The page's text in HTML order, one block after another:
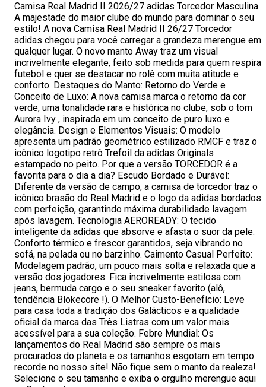
Camisa Real Madrid II 2026/27 adidas Torcedor Masculina
A majestade do maior clube do mundo para dominar o seu
estilo! A nova Camisa Real Madrid II 26/27 Torcedor
adidas chegou para você carregar a grandeza merengue em
qualquer lugar. O novo manto Away traz um visual
incrivelmente elegante, feito sob medida para quem respira
futebol e quer se destacar no rolê com muita atitude e
conforto. Destaques do Manto: Retorno do Verde e
Conceito de Luxo: A nova camisa marca o retorno da cor
verde, uma tonalidade rara e histórica no clube, sob o tom
Aurora Ivy , inspirada em um conceito de puro luxo e
elegância. Design e Elementos Visuais: O modelo
apresenta um padrão geométrico estilizado RMCF e traz o
icônico logotipo retrô Trefoil da adidas Originals
estampado no peito. Por que a versão TORCEDOR é a
favorita para o dia a dia? Escudo Bordado e Durável:
Diferente da versão de campo, a camisa de torcedor traz o
icônico brasão do Real Madrid e o logo da adidas bordados
com perfeição, garantindo máxima durabilidade lavagem
após lavagem. Tecnologia AEROREADY: O tecido
inteligente da adidas que absorve e afasta o suor da pele.
Conforto térmico e frescor garantidos, seja vibrando no
sofá, na pelada ou no barzinho. Caimento Casual Perfeito:
Modelagem padrão, um pouco mais solta e relaxada que a
versão dos jogadores. Fica incrivelmente estilosa com
jeans, bermuda cargo e o seu sneaker favorito (alô,
tendência Blokecore !). O Melhor Custo-Benefício: Leve
para casa toda a tradição dos Galácticos e a qualidade
oficial da marca das Três Listras com um valor mais
acessível para a sua coleção. Febre Mundial: Os
lançamentos do Real Madrid são sempre os mais
procurados do planeta e os tamanhos esgotam em tempo
recorde no nosso site! Não fique sem o manto da realeza!
Selecione o seu tamanho e exiba o orgulho merengue aqui